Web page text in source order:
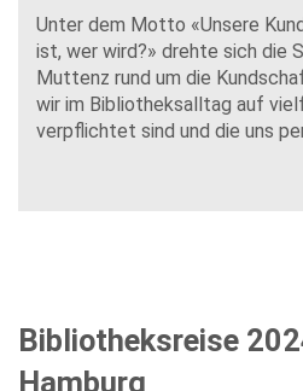
Unter dem Motto «Unsere
ist, wer wird?» drehte sich die
Muttenz rund um die
wir im Bibliotheksalltag auf
verpflichtet sind und die uns
Bibliotheksreise
Hamburg